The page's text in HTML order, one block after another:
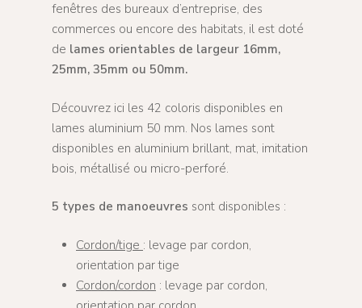
fenêtres des bureaux d’entreprise, des
commerces ou encore des habitats, il est doté
de lames orientables de largeur 16mm,
25mm, 35mm ou 50mm.
Découvrez ici les 42 coloris disponibles en
lames aluminium 50 mm. Nos lames sont
disponibles en aluminium brillant, mat, imitation
bois, métallisé ou micro-perforé.
5 types de manoeuvres sont disponibles :
Cordon/tige : levage par cordon,
orientation par tige
Cordon/cordon : levage par cordon,